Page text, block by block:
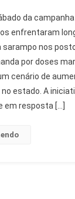
Enfrentam
Filas
Na
Vacinação
Contra
Sarampo
da
enfrentaram
nos
por doses
cenário de
estado. A
em resposta […]